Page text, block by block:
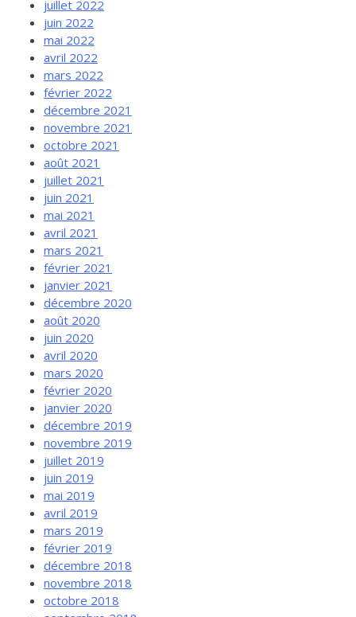
juillet 2022
juin 2022
mai 2022
avril 2022
mars 2022
février 2022
décembre 2021
novembre 2021
octobre 2021
août 2021
juillet 2021
juin 2021
mai 2021
avril 2021
mars 2021
février 2021
janvier 2021
décembre 2020
août 2020
juin 2020
avril 2020
mars 2020
février 2020
janvier 2020
décembre 2019
novembre 2019
juillet 2019
juin 2019
mai 2019
avril 2019
mars 2019
février 2019
décembre 2018
novembre 2018
octobre 2018